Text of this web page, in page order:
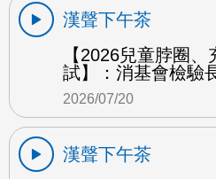
漢聲下午茶
【2026兒童脖圈
試】：消基會檢驗
2026/07/20
漢聲下午茶